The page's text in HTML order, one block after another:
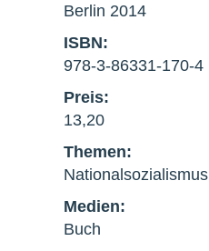
Berlin 2014
ISBN:
978-3-86331-170-4
Preis:
13,20
Themen:
Nationalsozialismus
Medien:
Buch